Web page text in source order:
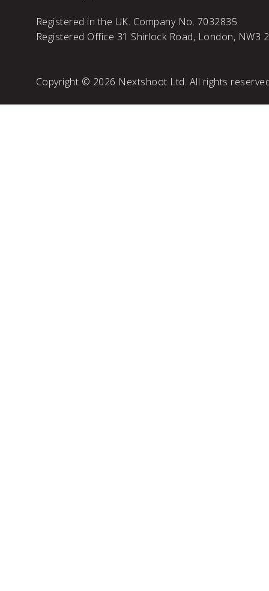
Registered in the UK. Company No. 7032835
Registered Office 31 Shirlock Road, London, NW3
Copyright © 2026 Nextshoot Ltd. All rights